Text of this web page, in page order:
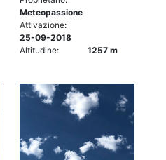
Meteopassione
Attivazione:
25-09-2018
Altitudine:
1257 m